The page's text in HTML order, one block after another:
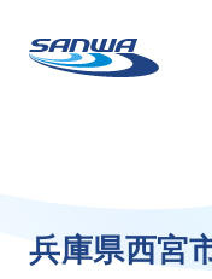
三和ペイン
兵庫県西宮